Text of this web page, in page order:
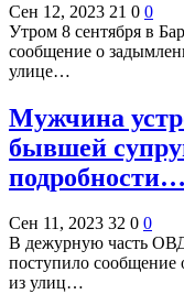
Сен 12, 2023 21 0 0
Утром 8 сентября в
сообщение о
улице…
Мужчина
бывшей
подробности…
Сен 11, 2023 32 0 0
В дежурную часть
поступило
из улиц…